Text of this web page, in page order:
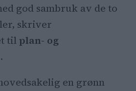
god sambruk av de to
skriver
tilplan- og
.
en grønn